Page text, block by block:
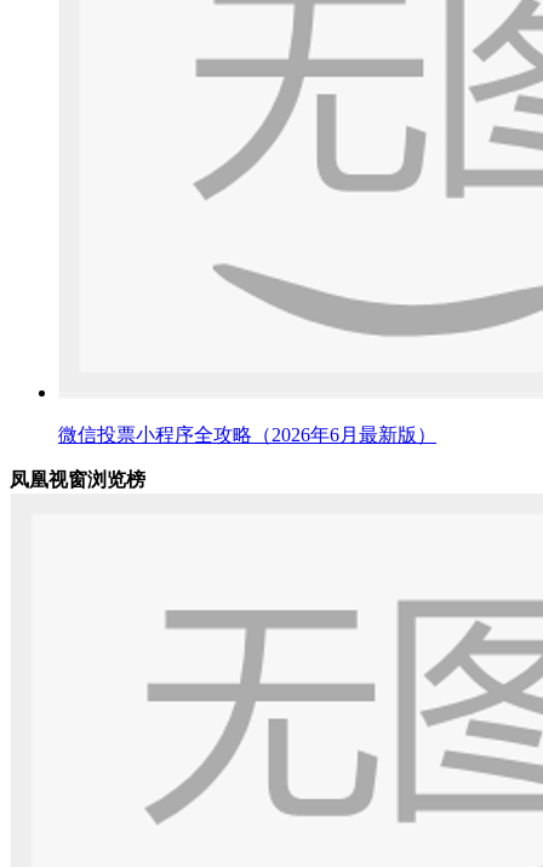
微信投票小程序全攻略（2026年6月最新版）
凤凰视窗浏览榜